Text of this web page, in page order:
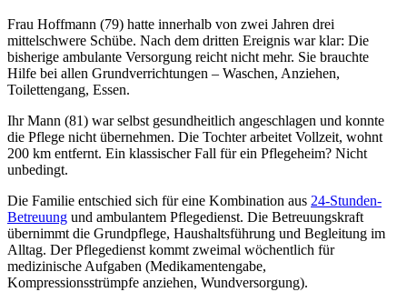
Frau Hoffmann (79) hatte innerhalb von zwei Jahren drei
mittelschwere Schübe. Nach dem dritten Ereignis war klar: Die
bisherige ambulante Versorgung reicht nicht mehr. Sie brauchte
Hilfe bei allen Grundverrichtungen – Waschen, Anziehen,
Toilettengang, Essen.
Ihr Mann (81) war selbst gesundheitlich angeschlagen und konnte
die Pflege nicht übernehmen. Die Tochter arbeitet Vollzeit, wohnt
200 km entfernt. Ein klassischer Fall für ein Pflegeheim? Nicht
unbedingt.
Die Familie entschied sich für eine Kombination aus 24-Stunden-
Betreuung und ambulantem Pflegedienst. Die Betreuungskraft
übernimmt die Grundpflege, Haushaltsführung und Begleitung im
Alltag. Der Pflegedienst kommt zweimal wöchentlich für
medizinische Aufgaben (Medikamentengabe,
Kompressionsstrümpfe anziehen, Wundversorgung).